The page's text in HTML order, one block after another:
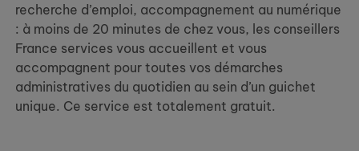
recherche d’emploi, accompagnement au numérique
: à moins de 20 minutes de chez vous, les conseillers
France services vous accueillent et vous
accompagnent pour toutes vos démarches
administratives du quotidien au sein d’un guichet
unique. Ce service est totalement gratuit.